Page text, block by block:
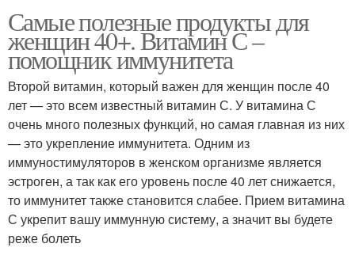
Самые полезные продукты для
женщин 40+. Витамин С –
помощник иммунитета
Второй витамин, который важен для женщин после 40
лет — это всем известный витамин С. У витамина С
очень много полезных функций, но самая главная из них
— это укрепление иммунитета. Одним из
иммуностимуляторов в женском организме является
эстроген, а так как его уровень после 40 лет снижается,
то иммунитет также становится слабее. Прием витамина
С укрепит вашу иммунную систему, а значит вы будете
реже болеть